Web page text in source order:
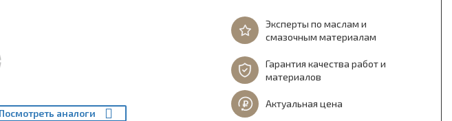
Посмотреть аналоги
Эксперты по маслам и
смазочным материалам
Гарантия качества работ и
материалов
Актуальная цена